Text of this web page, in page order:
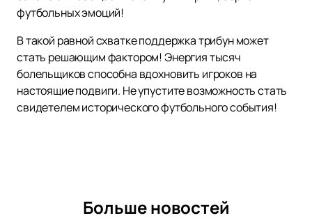
футбольных эмоций!
В такой равной схватке поддержка трибун может
стать решающим фактором! Энергия тысяч
болельщиков способна вдохновить игроков на
настоящие подвиги. Не упустите возможность стать
свидетелем исторического футбольного события!
Больше новостей